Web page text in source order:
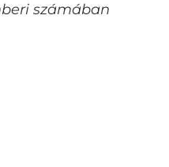
számában